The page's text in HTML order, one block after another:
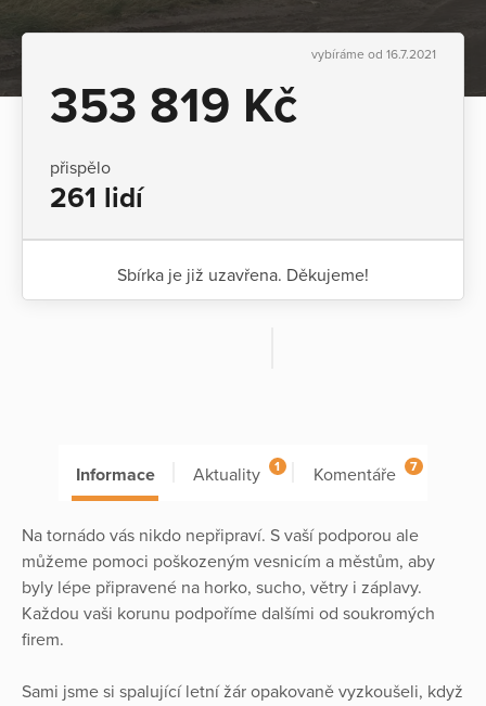
vybíráme od 16.7.2021
353 819 Kč
přispělo
261 lidí
Sbírka je již uzavřena. Děkujeme!
Informace Aktuality 1 Komentáře 7
Na tornádo vás nikdo nepřipraví. S vaší podporou ale
můžeme pomoci poškozeným vesnicím a městům, aby
byly lépe připravené na horko, sucho, větry i záplavy.
Každou vaši korunu podpoříme dalšími od soukromých
firem.
Sami jsme si spalující letní žár opakovaně vyzkoušeli, když